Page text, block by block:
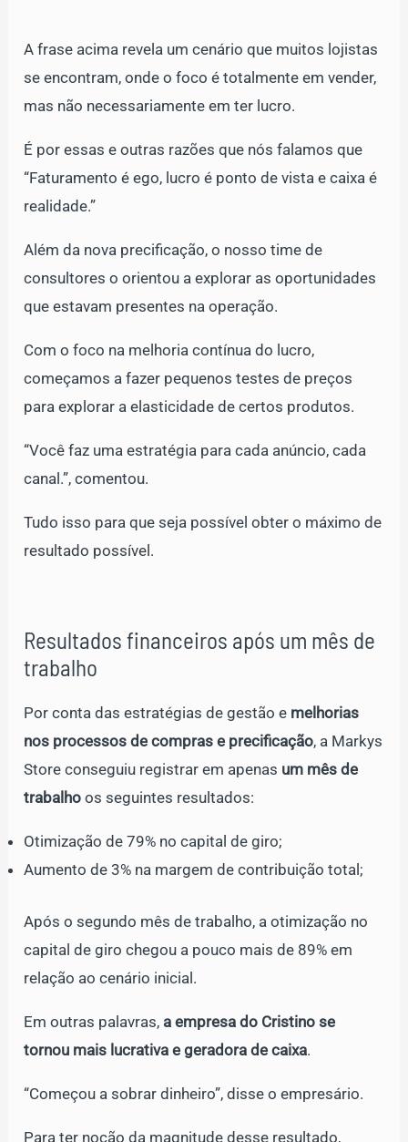
A frase acima revela um cenário que muitos lojistas
se encontram, onde o foco é totalmente em vender,
mas não necessariamente em ter lucro.
É por essas e outras razões que nós falamos que
“Faturamento é ego, lucro é ponto de vista e caixa é
realidade.”
Além da nova precificação, o nosso time de
consultores o orientou a explorar as oportunidades
que estavam presentes na operação.
Com o foco na melhoria contínua do lucro,
começamos a fazer pequenos testes de preços
para explorar a elasticidade de certos produtos.
“Você faz uma estratégia para cada anúncio, cada
canal.”, comentou.
Tudo isso para que seja possível obter o máximo de
resultado possível.
Resultados financeiros após um mês de
trabalho
Por conta das estratégias de gestão e melhorias
nos processos de compras e precificação, a Markys
Store conseguiu registrar em apenas um mês de
trabalho os seguintes resultados:
Otimização de 79% no capital de giro;
Aumento de 3% na margem de contribuição total;
Após o segundo mês de trabalho, a otimização no
capital de giro chegou a pouco mais de 89% em
relação ao cenário inicial.
Em outras palavras, a empresa do Cristino se
tornou mais lucrativa e geradora de caixa.
“Começou a sobrar dinheiro”, disse o empresário.
Para ter noção da magnitude desse resultado,